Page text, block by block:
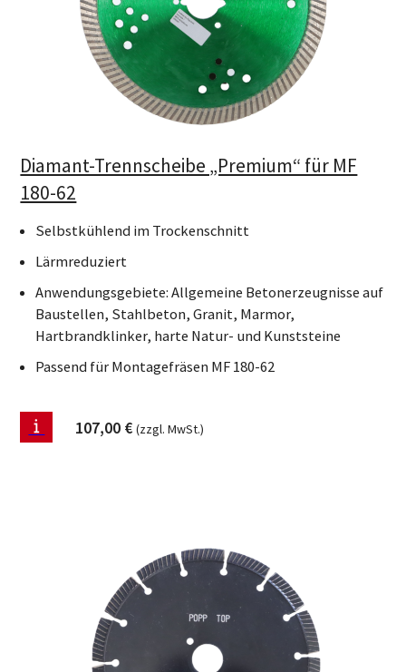
Diamant-Trennscheibe „Premium“ für MF
180-62
Selbstkühlend im Trockenschnitt
Lärmreduziert
Anwendungsgebiete: Allgemeine Betonerzeugnisse auf
Baustellen, Stahlbeton, Granit, Marmor,
Hartbrandklinker, harte Natur- und Kunststeine
Passend für Montagefräsen MF 180-62
107,00 € (zzgl. MwSt.)